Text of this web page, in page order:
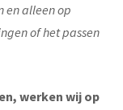
en alleen op
of het passen
werken wij op